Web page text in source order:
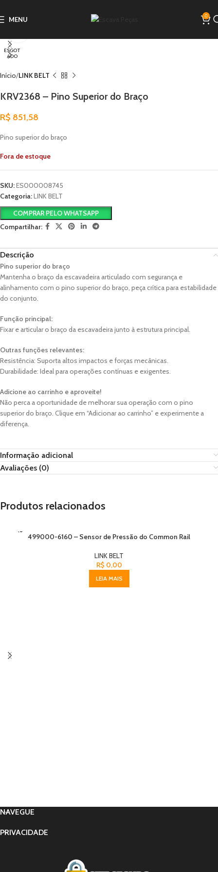
MENU 0
ESGOT
ADO
Início LINK BELT
KRV2368 – Pino Superior do Braço
R$ 851,58
Pino superior do braço
Fora de estoque
SKU:ES000008745
Categoria:LINK BELT
COMPRAR PELO WHATSAPP
Compartilhar:
Descrição
Pino superior do braço
Mantenha o braço da escavadeira articulado com segurança e
alinhamento com o pino superior do braço, peça crítica para estabilidade
do conjunto.
Função principal:
Fixar e articular o braço da escavadeira junto à estrutura principal.
Outras funções relevantes:
Resistência: Suporta altos impactos e forças mecânicas.
Durabilidade: Ideal para operações contínuas e exigentes.
Adicione ao carrinho e aproveite!
Não perca a oportunidade de melhorar sua operação com o pino
superior do braço. Clique em “Adicionar ao carrinho” e experimente a
diferença.
Informação adicional
Avaliações (0)
Produtos relacionados
ESGOT
499000-6160 – Sensor de Pressão do Common Rail
LINK BELT
R$ 0,00
LEIA MAIS
NAVEGUE
PRIVACIDADE